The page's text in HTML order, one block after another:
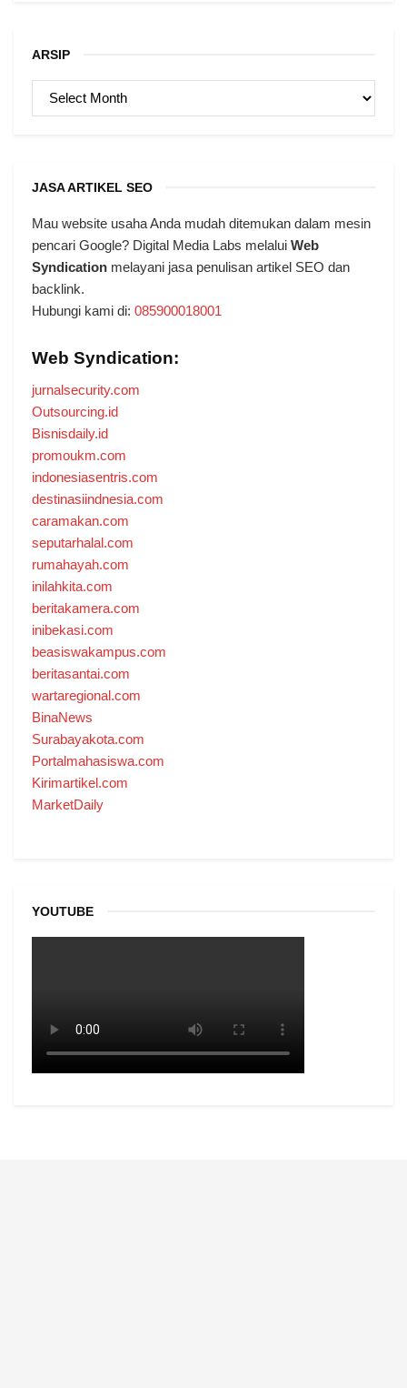
ARSIP
ARSIP
JASA ARTIKEL SEO
Mau website usaha Anda mudah ditemukan dalam mesin
pencari Google? Digital Media Labs melalui Web
Syndication melayani jasa penulisan artikel SEO dan
backlink.
Hubungi kami di: 085900018001
Web Syndication:
jurnalsecurity.com
Outsourcing.id
Bisnisdaily.id
promoukm.com
indonesiasentris.com
destinasiindnesia.com
caramakan.com
seputarhalal.com
rumahayah.com
inilahkita.com
beritakamera.com
inibekasi.com
beasiswakampus.com
beritasantai.com
wartaregional.com
BinaNews
Surabayakota.com
Portalmahasiswa.com
Kirimartikel.com
MarketDaily
YOUTUBE